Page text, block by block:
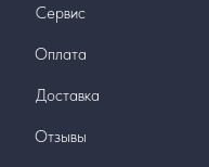
Сервис
Оплата
Доставка
Отзывы